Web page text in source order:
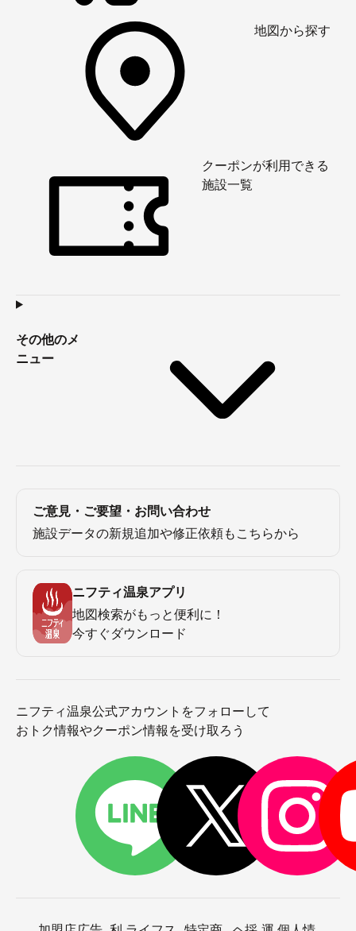
地図から探す
クーポンが利用できる
施設一覧
その他のメ
ニュー
ご意見・ご要望・お問い合わせ
施設データの新規追加や修正依頼もこちらから
ニフティ温泉アプリ
地図検索がもっと便利に！
今すぐダウンロード
ニフティ温泉公式アカウントをフォローして
おトク情報やクーポン情報を受け取ろう